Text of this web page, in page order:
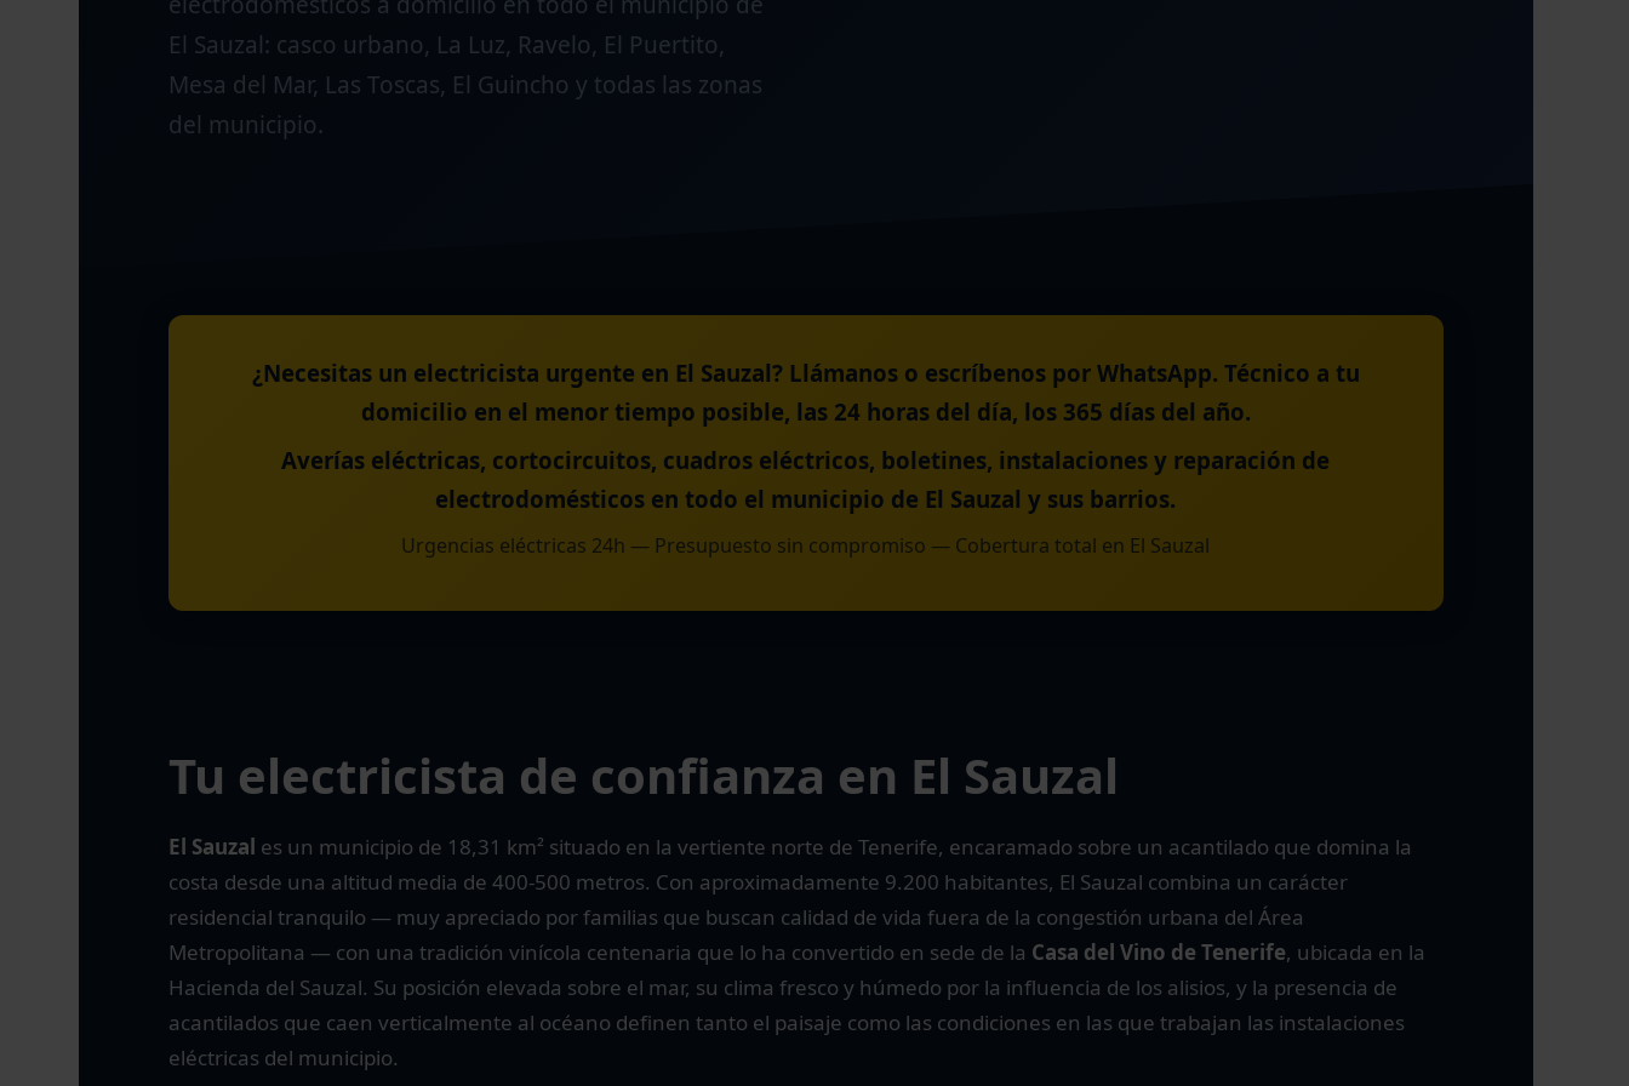
El Sauzal: casco urbano, La Luz, Ravelo, El Puertito,
Mesa del Mar, Las Toscas, El Guincho y todas las zonas
del municipio.
¿Necesitas un electricista urgente en El Sauzal? Llámanos o escríbenos por WhatsApp. Técnico a tu
domicilio en el menor tiempo posible, las 24 horas del día, los 365 días del año.
Averías eléctricas, cortocircuitos, cuadros eléctricos, boletines, instalaciones y reparación de
electrodomésticos en todo el municipio de El Sauzal y sus barrios.
Urgencias eléctricas 24h — Presupuesto sin compromiso — Cobertura total en El Sauzal
Tu electricista de confianza en El Sauzal
El Sauzal es un municipio de 18,31 km² situado en la vertiente norte de Tenerife, encaramado sobre un acantilado que domina la
costa desde una altitud media de 400-500 metros. Con aproximadamente 9.200 habitantes, El Sauzal combina un carácter
residencial tranquilo — muy apreciado por familias que buscan calidad de vida fuera de la congestión urbana del Área
Metropolitana — con una tradición vinícola centenaria que lo ha convertido en sede de la Casa del Vino de Tenerife, ubicada en la
Hacienda del Sauzal. Su posición elevada sobre el mar, su clima fresco y húmedo por la influencia de los alisios, y la presencia de
acantilados que caen verticalmente al océano definen tanto el paisaje como las condiciones en las que trabajan las instalaciones
eléctricas del municipio.